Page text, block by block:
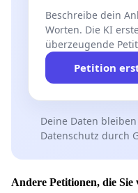
Beschreibe dein
Worten. Die KI
überzeugende
Petition
Deine Daten
Datenschutz durch
Andere Petitionen, die